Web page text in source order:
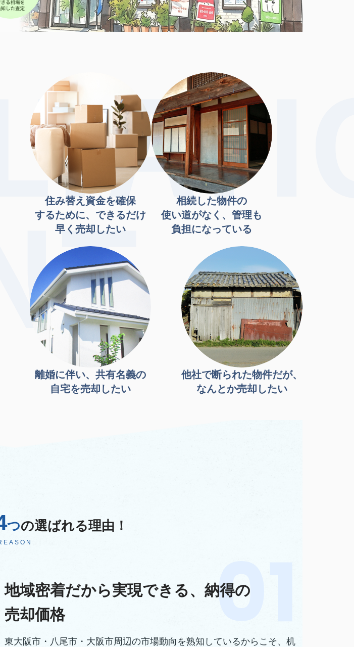
住み替え資金を確保
するために、できるだけ
早く売却したい
相続した物件の
使い道がなく、管理も
負担になっている
離婚に伴い、共有名義の
自宅を売却したい
他社で断られた物件だが、
なんとか売却したい
つの選ばれる理由！
地域密着だから実現できる、納得の
売却価格
東大阪市・八尾市・大阪市周辺の市場動向を熟知しているからこそ、机